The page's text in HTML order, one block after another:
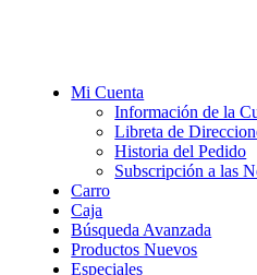
Mi Cuenta
Información de la
Libreta de
Historia del Pedido
Subscripción a las
Carro
Caja
Búsqueda Avanzada
Productos Nuevos
Especiales